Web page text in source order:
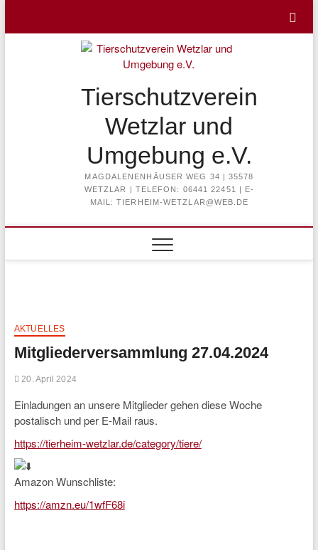
content
Tierschutzverein
Wetzlar und
Umgebung e.V.
MAGDALENENHÄUSER WEG 34 | 35578
WETZLAR | TELEFON: 06441 22451 | E-
MAIL: TIERHEIM-WETZLAR@WEB.DE
AKTUELLES
Mitgliederversammlung 27.04.2024
20. April 2024
Einladungen an unsere Mitglieder gehen diese Woche
postalisch und per E-Mail raus.
https://tierheim-wetzlar.de/category/tiere/
Amazon Wunschliste:
https://amzn.eu/1wfF68i